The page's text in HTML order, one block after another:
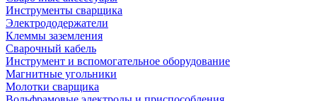
Инструменты сварщика
Электрододержатели
Клеммы заземления
Сварочный кабель
Инструмент и вспомогательное оборудование
Магнитные угольники
Молотки сварщика